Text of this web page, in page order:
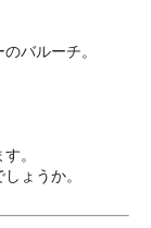
バルーチ。
。
ょうか。